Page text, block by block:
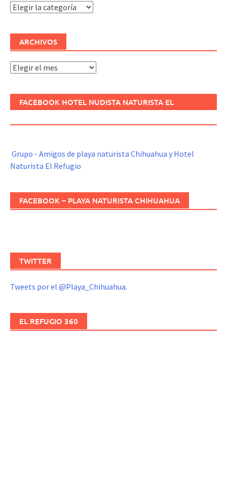
Categorías
ARCHIVOS
Archivos
FACEBOOK HOTEL NUDISTA NATURISTA EL
Grupo - Amigos de playa naturista Chihuahua y Hotel
Naturista El Refugio
FACEBOOK – PLAYA NATURISTA CHIHUAHUA
TWITTER
Tweets por el @Playa_Chihuahua.
EL REFUGIO 360